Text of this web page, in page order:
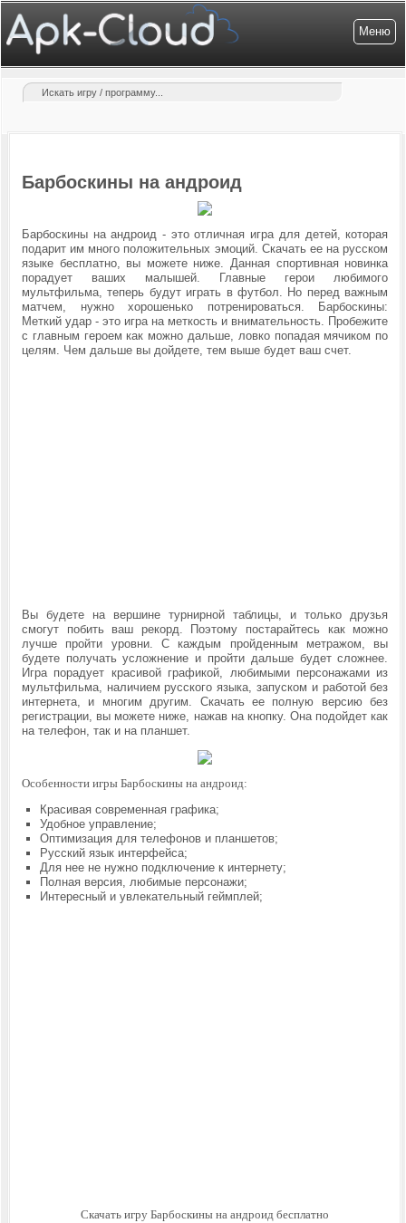
Меню
Барбоскины на андроид
Барбоскины на андроид - это отличная игра для детей, которая
подарит им много положительных эмоций. Скачать ее на русском
языке бесплатно, вы можете ниже. Данная спортивная новинка
порадует ваших малышей. Главные герои любимого
мультфильма, теперь будут играть в футбол. Но перед важным
матчем, нужно хорошенько потренироваться. Барбоскины:
Меткий удар - это игра на меткость и внимательность. Пробежите
с главным героем как можно дальше, ловко попадая мячиком по
целям. Чем дальше вы дойдете, тем выше будет ваш счет.
Вы будете на вершине турнирной таблицы, и только друзья
смогут побить ваш рекорд. Поэтому постарайтесь как можно
лучше пройти уровни. С каждым пройденным метражом, вы
будете получать усложнение и пройти дальше будет сложнее.
Игра порадует красивой графикой, любимыми персонажами из
мультфильма, наличием русского языка, запуском и работой без
интернета, и многим другим. Скачать ее полную версию без
регистрации, вы можете ниже, нажав на кнопку. Она подойдет как
на телефон, так и на планшет.
Особенности игры Барбоскины на андроид:
Красивая современная графика;
Удобное управление;
Оптимизация для телефонов и планшетов;
Русский язык интерфейса;
Для нее не нужно подключение к интернету;
Полная версия, любимые персонажи;
Интересный и увлекательный геймплей;
Скачать игру Барбоскины на андроид бесплатно